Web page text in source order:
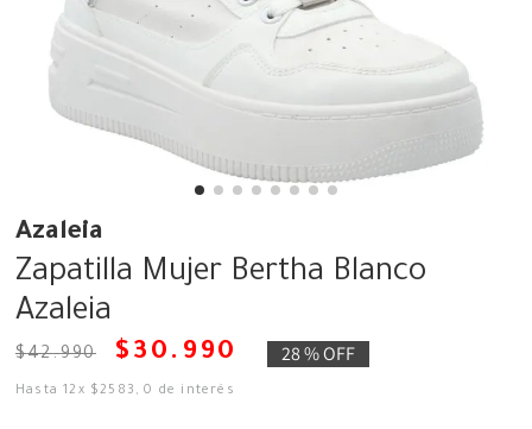
Azaleia
Zapatilla Mujer Bertha Blanco
Azaleia
$42.990 $ 30 . 990 28 %OFF
Hasta12 x $2583 ,0 de interés